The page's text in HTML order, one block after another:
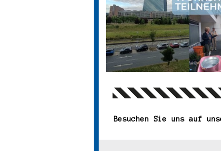
Besuchen Sie uns auf